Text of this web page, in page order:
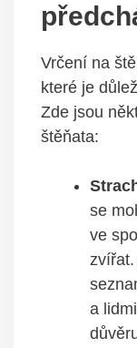
Vrčení na
které​ je⁢
‌Zde jsou
‌štěňata:
⁣se
ve
a‌